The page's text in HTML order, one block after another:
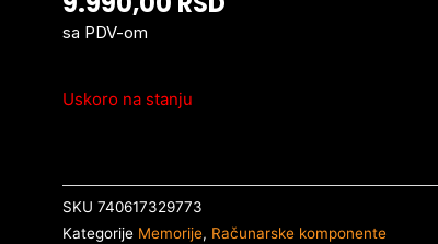
sa PDV-om
Uskoro na stanju
SKU740617329773
Kategorije Memorije, Računarske komponente